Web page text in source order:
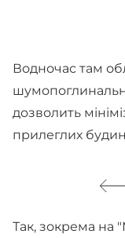
Водночас там
дозволить
прилеглих
Так, зокрема на